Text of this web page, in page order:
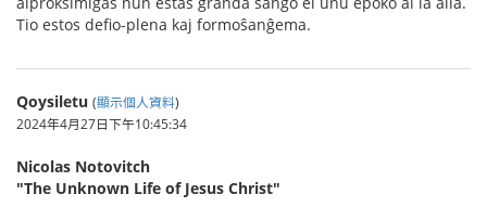
Tio estos defio-plena kaj formoŝanĝema.
Qoysiletu (顯示個人資料)
2024年4月27日下午10:45:34
Nicolas Notovitch
"The Unknown Life of Jesus Christ"